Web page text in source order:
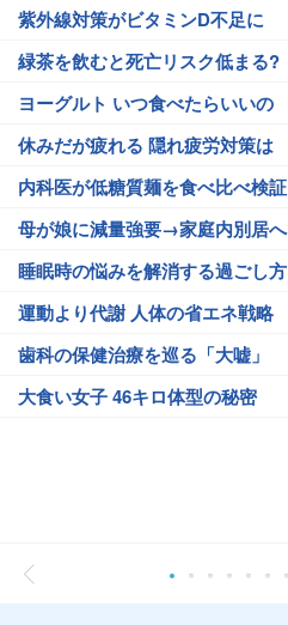
紫外線対策がビタミンD不足に
緑茶を飲むと死亡リスク低まる?
ヨーグルト いつ食べたらいいの
休みだが疲れる 隠れ疲労対策は
内科医が低糖質麺を食べ比べ検証
母が娘に減量強要→家庭内別居へ
睡眠時の悩みを解消する過ごし方
運動より代謝 人体の省エネ戦略
歯科の保健治療を巡る「大嘘」
大食い女子 46キロ体型の秘密